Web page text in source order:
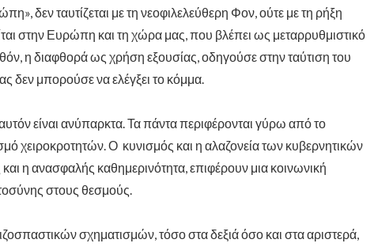
δεν ταυτίζεται με τη νεοφιλελεύθερη Φον, ούτε με τη ρήξη
στην Ευρώπη και τη χώρα μας, που βλέπει ως μεταρρυθμιστικό
η διαφθορά ως χρήση εξουσίας, οδηγούσε στην ταύτιση του
δεν μπορούσε να ελέγξει το κόμμα.
είναι ανύπαρκτα. Τα πάντα περιφέρονται γύρω από το
χειροκροτητών. Ο κυνισμός και η αλαζονεία των κυβερνητικών
η ανασφαλής καθημερινότητα, επιφέρουν μια κοινωνική
στους θεσμούς.
σχηματισμών, τόσο στα δεξιά όσο και στα αριστερά,